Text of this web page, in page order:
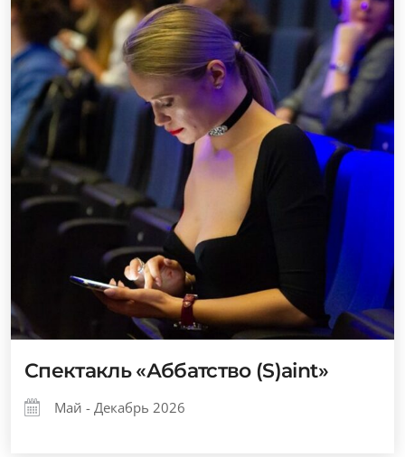
Спектакль «Аббатство (S)aint»
Май - Декабрь 2026